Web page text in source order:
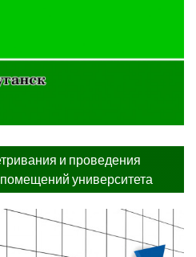
и проведения
университета